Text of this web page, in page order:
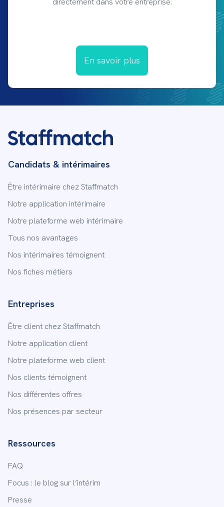
En savoir plus
Candidats & intérimaires
Être intérimaire chez Staffmatch
Notre application intérimaire
Notre plateforme web intérimaire
Tous nos avantages
Nos intérimaires témoignent
Nos fiches métiers
Entreprises
Être client chez Staffmatch
Notre application client
Notre plateforme web client
Nos clients témoignent
Nos différentes offres
Nos présences par secteur
Ressources
FAQ
Focus : le blog sur l’intérim
Presse